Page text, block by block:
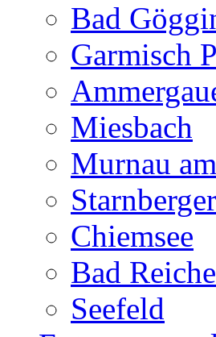
Bad
Garmisch
Miesbach
Murnau
Chiemsee
Bad
Seefeld